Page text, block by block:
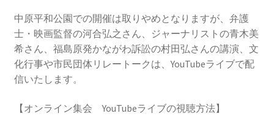
さき集会
2023.6.25（日）映画「原発をとめた裁判長 そして
原発をとめる農家たち」上映会を開催
講演会開催
中原平和公園での開催は取りやめとなりますが、弁護
士・映画監督の河合弘之さん、ジャーナリストの青木美
希さん、福島原発かながわ訴訟の村田弘さんの講演、文
化行事や市民団体リレートークは、YouTubeライブで配
信いたします。
【オンライン集会 YouTubeライブの視聴方法】